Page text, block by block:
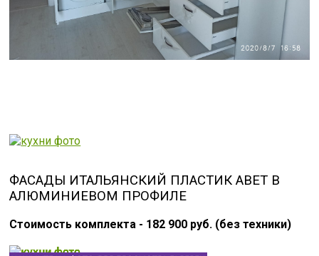
ФАСАДЫ ИТАЛЬЯНСКИЙ ПЛАСТИК ABET В
АЛЮМИНИЕВОМ ПРОФИЛЕ
Стоимость комплекта - 182 900 руб. (без техники)